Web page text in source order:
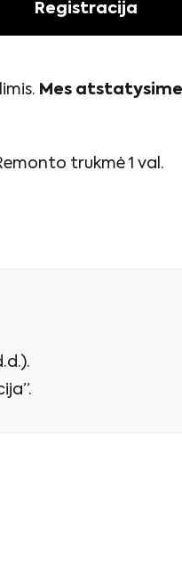
Registracija
Mes
trukmė 1 val.